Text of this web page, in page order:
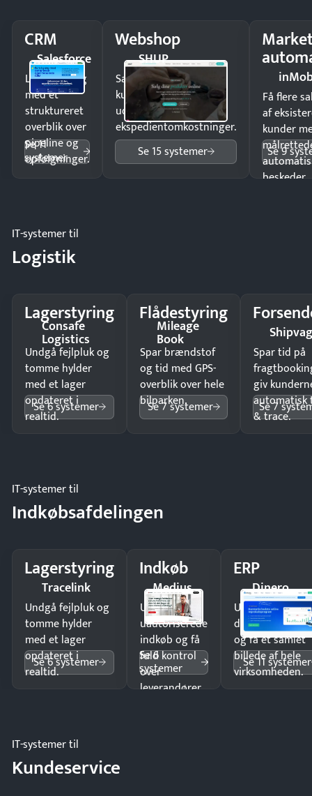
CRM
Salesforce
Luk flere salg
med et
struktureret
overblik over
pipeline og
opfølgninger.
Se 11
systemer
Webshop
SHUP
Sælg produkter 24/7 til
kunder i hele landet
uden
ekspedientomkostninger.
Se 15 systemer
Få flere
af
kunder
beskeder.
Se 9
IT-systemer til
Logistik
Lagerstyring
Consafe
Logistics
Undgå fejlpluk og
tomme hylder
med et lager
opdateret i
realtid.
Se 6 systemer
Flådestyring
Mileage
Book
Spar brændstof
og tid med GPS-
overblik over hele
bilparken.
Se 7 systemer
Spar tid på
giv
automatisk
& trace.
Se 7
IT-systemer til
Indkøbsafdelingen
Lagerstyring
Tracelink
Undgå fejlpluk og
tomme hylder
med et lager
opdateret i
realtid.
Se 6 systemer
Indkøb
Medius
Undgå
uautoriserede
indkøb og få
fuld kontrol
over
leverandører
Se 6
systemer
ERP
Dinero
Undgå
og få ét samlet
billede af hele
virksomheden.
Se 11 systemer
IT-systemer til
Kundeservice